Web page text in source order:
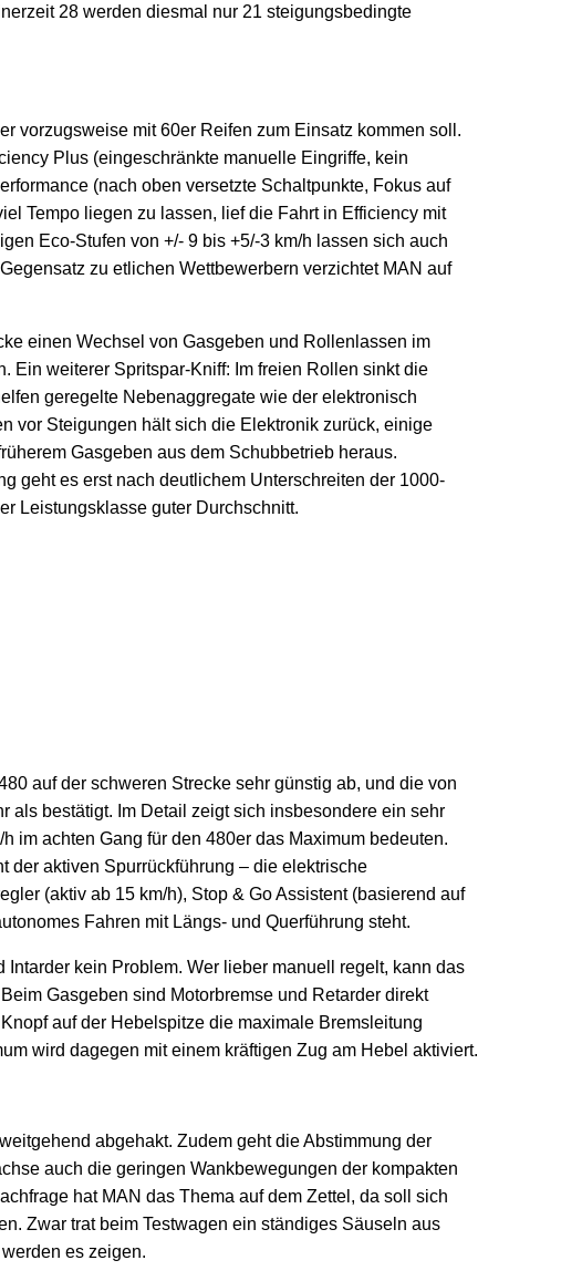
28 werden diesmal nur 21 steigungsbedingte
vorzugsweise mit 60er Reifen zum Einsatz kommen soll.
Plus (eingeschränkte manuelle Eingriffe, kein
(nach oben versetzte Schaltpunkte, Fokus auf
Tempo liegen zu lassen, lief die Fahrt in Efficiency mit
Eco-Stufen von +/- 9 bis +5/-3 km/h lassen sich auch
zu etlichen Wettbewerbern verzichtet MAN auf
einen Wechsel von Gasgeben und Rollenlassen im
Ein weiterer Spritspar-Kniff: Im freien Rollen sinkt die
geregelte Nebenaggregate wie der elektronisch
vor Steigungen hält sich die Elektronik zurück, einige
Gasgeben aus dem Schubbetrieb heraus.
geht es erst nach deutlichem Unterschreiten der 1000-
Leistungsklasse guter Durchschnitt.
auf der schweren Strecke sehr günstig ab, und die von
als bestätigt. Im Detail zeigt sich insbesondere ein sehr
im achten Gang für den 480er das Maximum bedeuten.
der aktiven Spurrückführung – die elektrische
(aktiv ab 15 km/h), Stop & Go Assistent (basierend auf
Fahren mit Längs- und Querführung steht.
kein Problem. Wer lieber manuell regelt, kann das
Gasgeben sind Motorbremse und Retarder direkt
auf der Hebelspitze die maximale Bremsleitung
wird dagegen mit einem kräftigen Zug am Hebel aktiviert.
abgehakt. Zudem geht die Abstimmung der
auch die geringen Wankbewegungen der kompakten
hat MAN das Thema auf dem Zettel, da soll sich
Zwar trat beim Testwagen ein ständiges Säuseln aus
es zeigen.